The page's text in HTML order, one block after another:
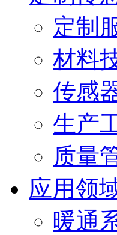
定制
材料
传感
生产
质量
应用领
暖通